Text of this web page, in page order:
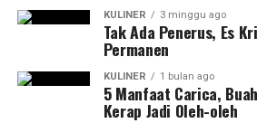
KULINER 3 minggu ago
Tak Ada Penerus, Es
Permanen
KULINER 1 bulan ago
5 Manfaat Carica,
Kerap Jadi Oleh-oleh